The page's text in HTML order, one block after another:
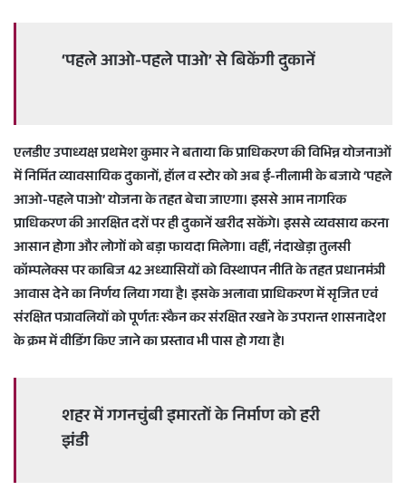
‘पहले आओ-पहले पाओ’ से बिकेंगी दुकानें
एलडीए उपाध्यक्ष प्रथमेश कुमार ने बताया कि प्राधिकरण की विभिन्न योजनाओं
में निर्मित व्यावसायिक दुकानों, हॉल व स्टोर को अब ई-नीलामी के बजाये ‘पहले
आओ-पहले पाओ’ योजना के तहत बेचा जाएगा। इससे आम नागरिक
प्राधिकरण की आरक्षित दरों पर ही दुकानें खरीद सकेंगे। इससे व्यवसाय करना
आसान होगा और लोगों को बड़ा फायदा मिलेगा। वहीं, नंदाखेड़ा तुलसी
कॉम्पलेक्स पर काबिज 42 अध्यासियों को विस्थापन नीति के तहत प्रधानमंत्री
आवास देने का निर्णय लिया गया है। इसके अलावा प्राधिकरण में सृजित एवं
संरक्षित पत्रावलियों को पूर्णतः स्कैन कर संरक्षित रखने के उपरान्त शासनादेश
के क्रम में वीडिंग किए जाने का प्रस्ताव भी पास हो गया है।
शहर में गगनचुंबी इमारतों के निर्माण को हरी
झंडी